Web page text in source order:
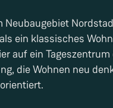
Neubaugebiet
ein klassisches
auf ein
die Wohnen neu